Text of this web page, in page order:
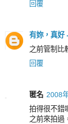
回覆
有妳，真好
之前管制比
回覆
匿名 2008
拍得很不錯
之前來拍過